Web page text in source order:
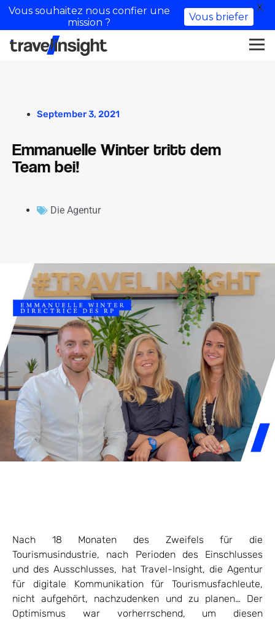
September 3, 2021
Emmanuelle Winter tritt dem
Team bei!
Die Agentur
Nach 18 Monaten des Zweifels für die
Tourismusindustrie, nach Perioden des Einschlusses
und des Ausschlusses, hat Travel-Insight, die Agentur
für digitale Kommunikation für Tourismusfachleute,
nicht aufgehört, nachzudenken und zu planen… Der
Optimismus war vorherrschend, um diesen
Vous souhaitez nous confier une
mission ?
Vous briefer
X